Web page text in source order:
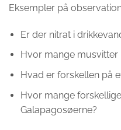
Eksempler på
Er der nitrat i
Hvor mange musvitter
Hvad er forskellen på
Hvor mange
Galapagosøerne?